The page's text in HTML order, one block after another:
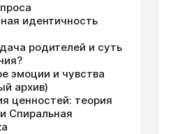
идентичность
родителей и суть
эмоции и чувства
архив)
ценностей: теория
Спиральная